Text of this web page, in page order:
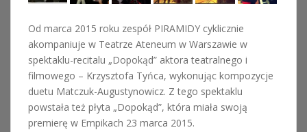
Od marca 2015 roku zespół PIRAMIDY cyklicznie
akompaniuje w Teatrze Ateneum w Warszawie w
spektaklu-recitalu „Dopokąd” aktora teatralnego i
filmowego – Krzysztofa Tyńca, wykonując kompozycje
duetu Matczuk-Augustynowicz. Z tego spektaklu
powstała też płyta „Dopokąd”, która miała swoją
premierę w Empikach 23 marca 2015.